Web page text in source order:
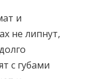
и
не липнут,
с губами